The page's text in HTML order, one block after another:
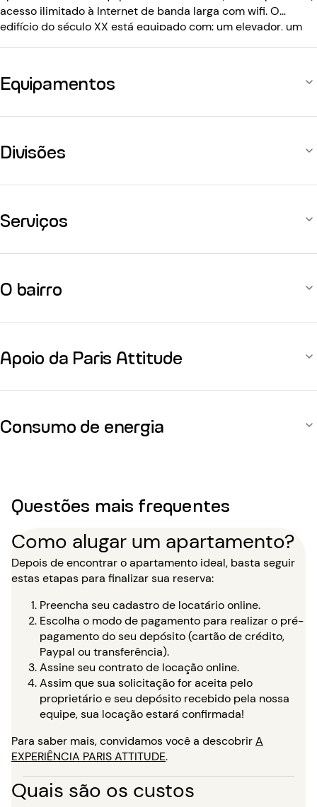
acesso ilimitado à Internet de banda larga com wifi. O
edifício do século XX está equipado com: um elevador, um
Equipamentos
Divisões
Serviços
O bairro
Apoio da Paris Attitude
Consumo de energia
Questões mais frequentes
Como alugar um apartamento?
Depois de encontrar o apartamento ideal, basta seguir
estas etapas para finalizar sua reserva:
Preencha seu cadastro de locatário online.
Escolha o modo de pagamento para realizar o pré-
pagamento do seu depósito (cartão de crédito,
Paypal ou transferência).
Assine seu contrato de locação online.
Assim que sua solicitação for aceita pelo
proprietário e seu depósito recebido pela nossa
equipe, sua locação estará confirmada!
Para saber mais, convidamos você a descobrirA
EXPERIÊNCIA PARIS ATTITUDE.
Quais são os custos